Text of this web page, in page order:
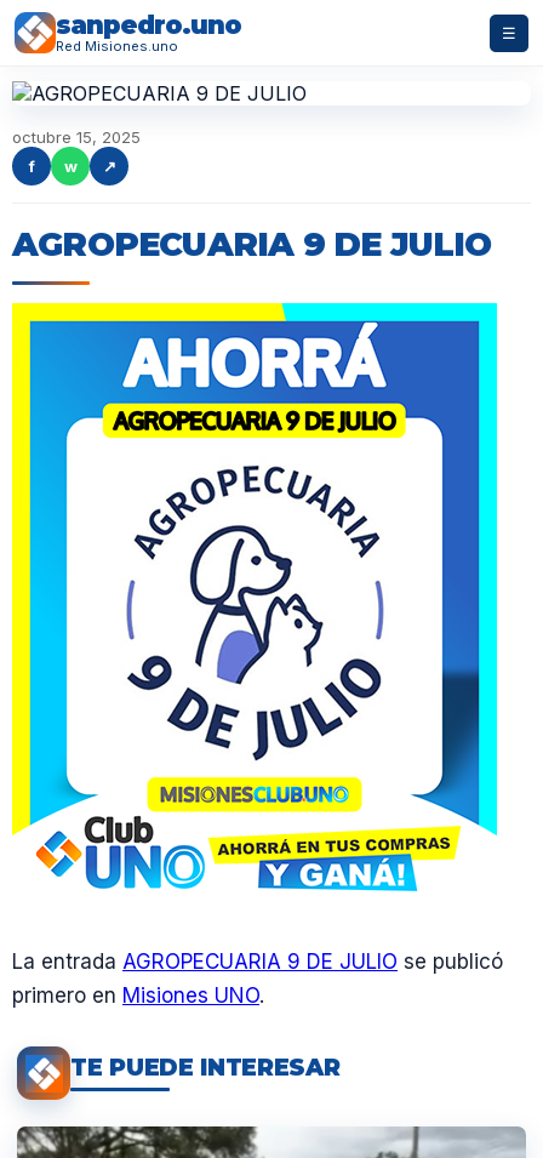
sanpedro.uno
Red Misiones.uno
☰
octubre 15, 2025
f
w ↗
AGROPECUARIA 9 DE JULIO
La entrada AGROPECUARIA 9 DE JULIO se publicó
primero en Misiones UNO.
TE PUEDE INTERESAR